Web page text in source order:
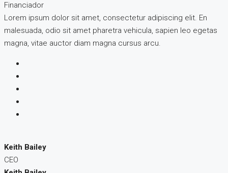
Financiador
Lorem ipsum dolor sit amet, consectetur adipiscing elit. En
malesuada, odio sit amet pharetra vehicula, sapien leo egetas
magna, vitae auctor diam magna cursus arcu.
Keith Bailey
CEO